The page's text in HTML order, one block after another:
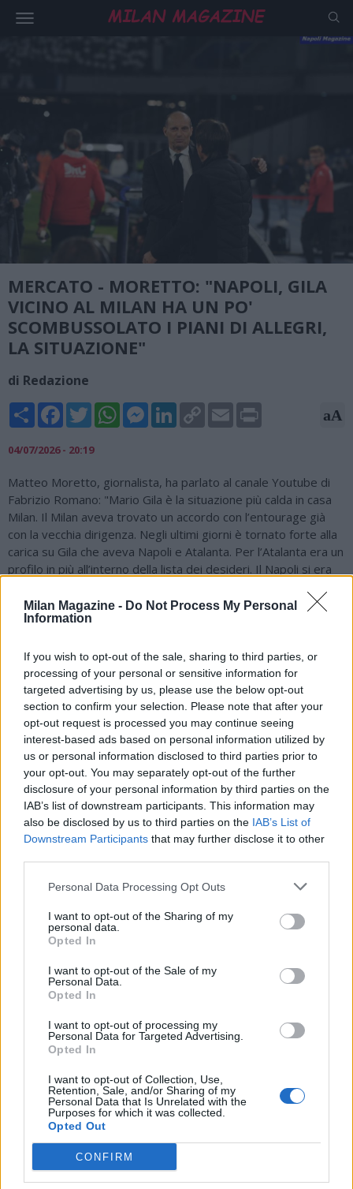
Milan Magazine - Do Not Process My Personal
Information
If you wish to opt-out of the sale, sharing to third parties, or
processing of your personal or sensitive information for
targeted advertising by us, please use the below opt-out
section to confirm your selection. Please note that after your
opt-out request is processed you may continue seeing
interest-based ads based on personal information utilized by
us or personal information disclosed to third parties prior to
your opt-out. You may separately opt-out of the further
disclosure of your personal information by third parties on the
IAB’s list of downstream participants. This information may
also be disclosed by us to third parties on the IAB’s List of
Downstream Participants that may further disclose it to other
Personal Data Processing Opt Outs
I want to opt-out of the Sharing of my
personal data.
Opted In
I want to opt-out of the Sale of my
Personal Data.
Opted In
I want to opt-out of processing my
Personal Data for Targeted Advertising.
Opted In
I want to opt-out of Collection, Use,
Retention, Sale, and/or Sharing of my
Personal Data that Is Unrelated with the
Purposes for which it was collected.
Opted Out
CONFIRM
MERCATO - MORETTO: "NAPOLI, GILA
VICINO AL MILAN HA UN PO'
SCOMBUSSOLATO I PIANI DI ALLEGRI,
LA SITUAZIONE"
di Redazione
Share FacebookTwitterWhatsAppMessengerLinkedInCopy
Link
Email aA
04/07/2026 - 20:19
Matteo Moretto, giornalista, ha parlato al canale Youtube di
Fabrizio Romano: "Mario Gila è la situazione più calda in casa
Milan. Il Milan aveva trovato un accordo con l’entourage già
con la vecchia dirigenza. Negli ultimi giorni è tornato forte alla
carica su Gila che aveva Napoli e Atalanta. Per l’Atalanta era un
profilo in più all’interno della lista dei desideri. Il Napoli si era
totale, ma non ha mai affondato il colpo con la Lazio. Il Milan ha
trovato un nuovo accordo con l’entourage del difensore. Gila
l’ultimo ok di Claudio Lotito. La trattativa tra Milan e Lazio
entrerà presto nel vivo: ci aspettiamo l’offerta finale che
possa essere quella vincente. Volevo raccontare un
retroscena per quanto riguarda Gila, perché per Massimiliano
Allegri era uno dei primissimi obiettivi per la difesa. Il Napoli ha
sempre creduto che il difensore dovesse essere Gila. Il fatto
che sia molto vicino al Milan ha un po’ scombussolato i piani di
Allegri che ora riparlerà con la società. Se il difensore dovesse
essere perso al 100% si andrà su altri obiettivi. Allegri è
leggermente dispiaciuto per questo obiettivo che sta per
sfumare".
VAI ALLA VERSIONE CLASSICA